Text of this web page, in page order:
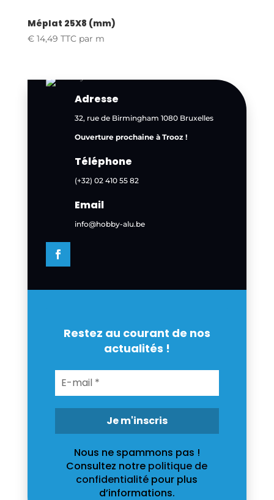
Méplat 25X8 (mm)
€14,49 TTCpar m
Adresse
32, rue de Birmingham 1080 Bruxelles
Ouverture prochaine à Trooz !
Téléphone
(+32) 02 410 55 82
Email
info@hobby-alu.be
Restez au courant de nos
actualités !
Nous ne spammons pas !
Consultez notre politique de
confidentialité pour plus
d’informations.